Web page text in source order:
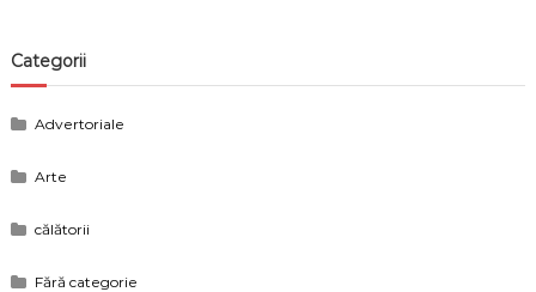
Categorii
Advertoriale
Arte
călătorii
Fără categorie